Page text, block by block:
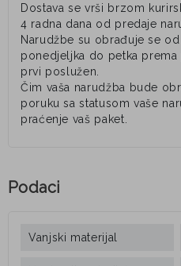
Dostava se vrši brzom
4 radna dana od predaje
Narudžbe su obrađuje se
ponedjeljka do petka
prvi poslužen.
Čim vaša narudžba bude
poruku sa statusom vaše
praćenje vaš paket.
Podaci
Vanjski materijal